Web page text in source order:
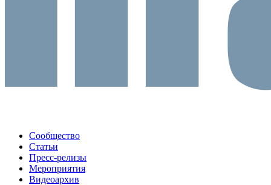
Сообщество
Статьи
Пресс-релизы
Мероприятия
Видеоархив